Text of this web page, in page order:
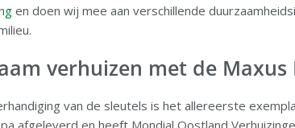
en doen wij mee aan verschillende
verhuizen met de Maxus
van de sleutels is het allereerste
afgeleverd en heeft Mondial Oostland